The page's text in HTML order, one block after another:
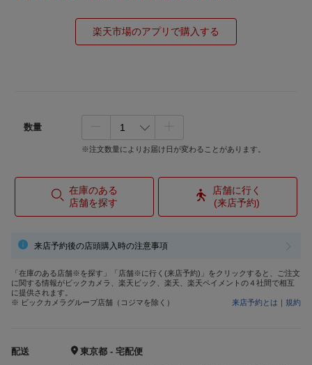
楽天市場のアプリで購入する
数量
※注文数量によりお届け日が変わることがあります。
在庫のある
店舗を探す
店舗に行く
(来店予約)
来店予約後の店頭購入時の注意事項
「在庫のある店舗※を探す」「店舗※に行く(来店予約)」をクリックすると、ご注文
に関する情報がビックカメラ、楽天ビック、楽天、楽天ペイメントの４社間で相互
に提供されます。
※ ビックカメラグループ店舗（コジマを除く）
来店予約とは ｜ 規約
配送
東京都 - 宅配便